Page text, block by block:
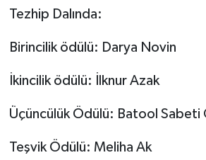
Tezhip Dalında:
Birincilik ödülü: Darya Novin
İkincilik ödülü: İlknur Azak
Üçüncülük Ödülü: Batool Sabeti
Teşvik Ödülü: Meliha Ak